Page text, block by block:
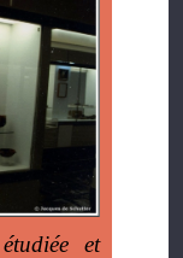
et